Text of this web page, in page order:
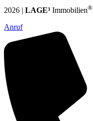
2026 | LAGE³ Immobilien®
Anruf